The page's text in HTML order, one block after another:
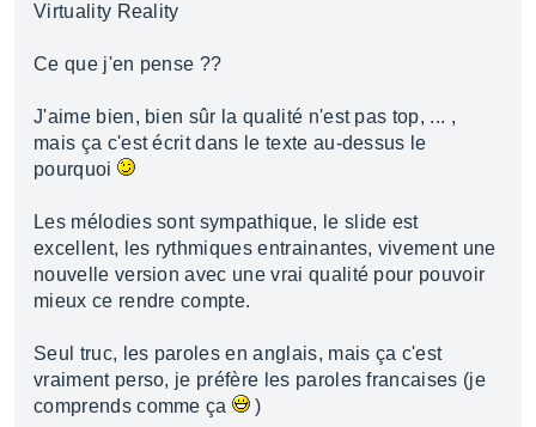
Virtuality Reality
Ce que j'en pense ??
J'aime bien, bien sûr la qualité n'est pas top, ... ,
mais ça c'est écrit dans le texte au-dessus le
pourquoi
Les mélodies sont sympathique, le slide est
excellent, les rythmiques entrainantes, vivement une
nouvelle version avec une vrai qualité pour pouvoir
mieux ce rendre compte.
Seul truc, les paroles en anglais, mais ça c'est
vraiment perso, je préfère les paroles francaises (je
comprends comme ça
)